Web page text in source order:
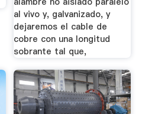
al vivo y, galvanizado, y
dejaremos el cable de
cobre con una longitud
sobrante tal que,